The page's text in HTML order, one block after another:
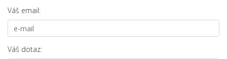
Váš email:
Váš dotaz: